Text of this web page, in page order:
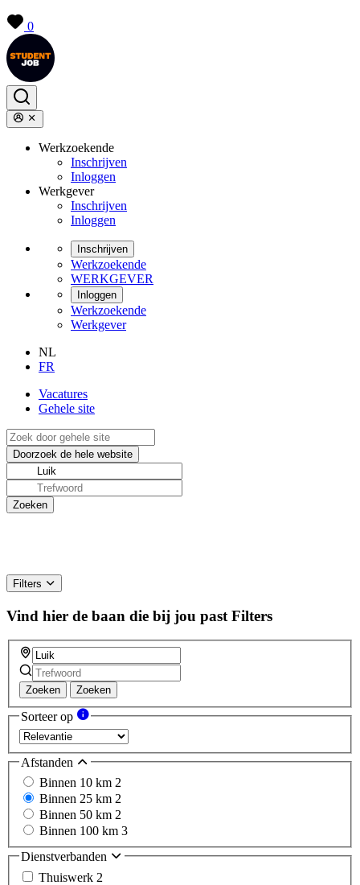
0
Werkzoekende
Inschrijven
Inloggen
Werkgever
Inschrijven
Inloggen
Inschrijven
Werkzoekende
WERKGEVER
Inloggen
Werkzoekende
Werkgever
NL
FR
Vacatures
Gehele site
Filters
Vind hier de baan die bij jou past Filters
Zoeken Zoeken
Sorteer op
Afstanden
Binnen 10 km 2
Binnen 25 km 2
Binnen 50 km 2
Binnen 100 km 3
Dienstverbanden
Thuiswerk 2